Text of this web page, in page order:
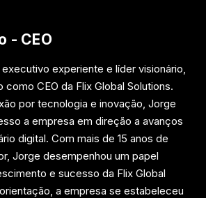
- CEO
experiente e líder visionário,
como CEO da Flix Global Solutions.
por tecnologia e inovação, Jorge
a empresa em direção a avanços
digital. Com mais de 15 anos de
Jorge desempenhou um papel
e sucesso da Flix Global
a empresa se estabeleceu